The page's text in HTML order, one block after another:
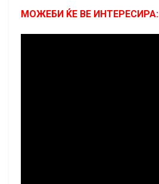
МОЖЕБИ ЌЕ ВЕ ИНТЕРЕСИРА: